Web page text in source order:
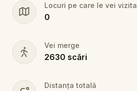
Locuri pe care le vei vizita
0
Vei merge
2630 scări
Distanța totală